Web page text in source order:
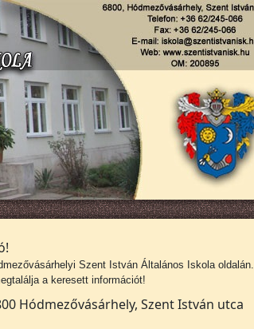
Szent István Általános Iskola oldalán.
a keresett információt!
Hódmezővásárhely, Szent István utca